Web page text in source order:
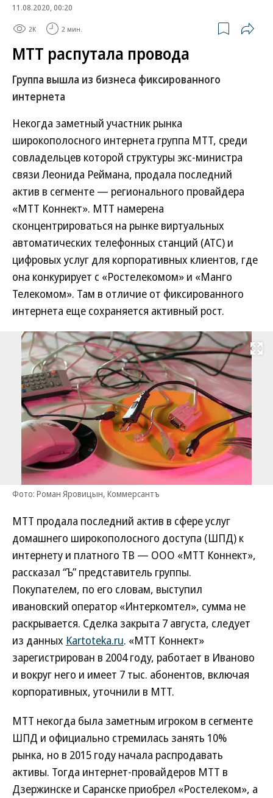
11.08.2020, 00:20
2K 2 мин.
МТТ распутала провода
Группа вышла из бизнеса фиксированного
интернета
Некогда заметный участник рынка
широкополосного интернета группа МТТ, среди
совладельцев которой структуры экс-министра
связи Леонида Реймана, продала последний
актив в сегменте — регионального провайдера
«МТТ Коннект». МТТ намерена
сконцентрироваться на рынке виртуальных
автоматических телефонных станций (АТС) и
цифровых услуг для корпоративных клиентов, где
она конкурирует с «Ростелекомом» и «Манго
Телекомом». Там в отличие от фиксированного
интернета еще сохраняется активный рост.
Развернуть
Фото: Роман Яровицын, Коммерсантъ
МТТ продала последний актив в сфере услуг
домашнего широкополосного доступа (ШПД) к
интернету и платного ТВ — ООО «МТТ Коннект»,
рассказал “Ъ” представитель группы.
Покупателем, по его словам, выступил
ивановский оператор «Интеркомтел», сумма не
раскрывается. Сделка закрыта 7 августа, следует
из данных Kartoteka.ru. «МТТ Коннект»
зарегистрирован в 2004 году, работает в Иваново
и вокруг него и имеет 7 тыс. абонентов, включая
корпоративных, уточнили в МТТ.
МТТ некогда была заметным игроком в сегменте
ШПД и официально стремилась занять 10%
рынка, но в 2015 году начала распродавать
активы. Тогда интернет-провайдеров МТТ в
Дзержинске и Саранске приобрел «Ростелеком», а